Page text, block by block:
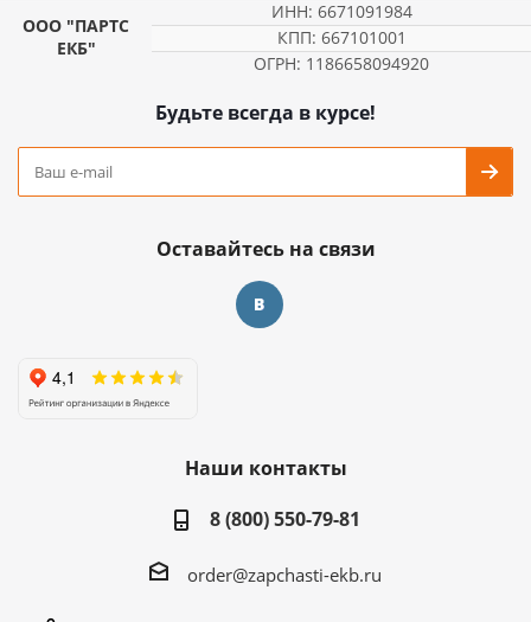
ООО "ПАРТС
ЕКБ"
ИНН: 6671091984
КПП: 667101001
ОГРН: 1186658094920
Будьте всегда в курсе!
Оставайтесь на связи
Наши контакты
8 (800) 550-79-81
order@zapchasti-ekb.ru